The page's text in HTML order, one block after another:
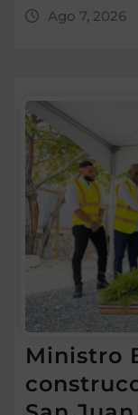
Ago 7, 2026
Ministro